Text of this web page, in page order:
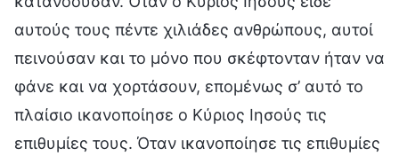
αυτούς τους πέντε χιλιάδες ανθρώπους, αυτοί
πεινούσαν και το μόνο που σκέφτονταν ήταν να
φάνε και να χορτάσουν, επομένως σ’ αυτό το
πλαίσιο ικανοποίησε ο Κύριος Ιησούς τις
επιθυμίες τους. Όταν ικανοποίησε τις επιθυμίες